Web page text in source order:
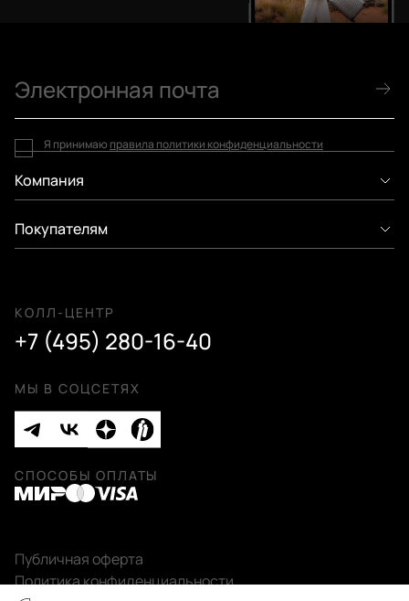
Компания
Покупателям
КОЛЛ-ЦЕНТР
+7 (495) 280-16-40
МЫ В СОЦСЕТЯХ
Я принимаю правила политики конфиденциальности
Публичная оферта
Политика конфиденциальности
СПОСОБЫ ОПЛАТЫ